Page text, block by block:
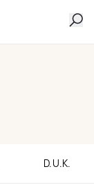
D.U.K.